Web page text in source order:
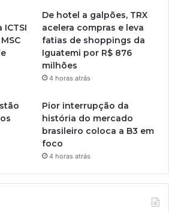
De hotel a galpões, TRX
acelera compras e leva
fatias de shoppings da
Iguatemi por R$ 876
milhões
4 horas atrás
Pior interrupção da
história do mercado
brasileiro coloca a B3 em
foco
4 horas atrás